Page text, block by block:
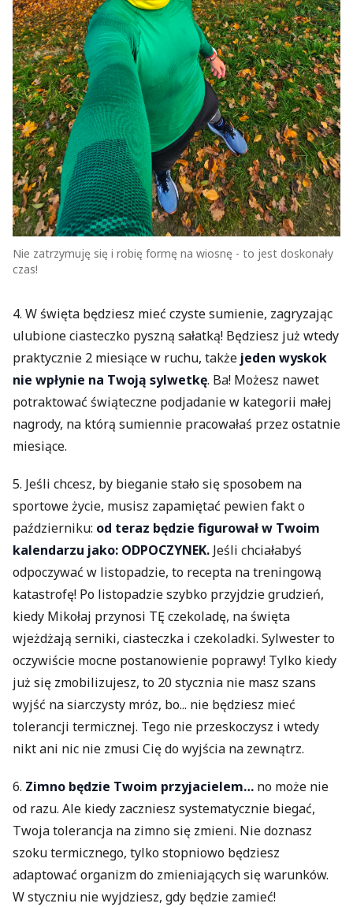
Nie zatrzymuję się i robię formę na wiosnę - to jest doskonały
czas!
4. W święta będziesz mieć czyste sumienie, zagryzając
ulubione ciasteczko pyszną sałatką! Będziesz już wtedy
praktycznie 2 miesiące w ruchu, także jeden wyskok
nie wpłynie na Twoją sylwetkę. Ba! Możesz nawet
potraktować świąteczne podjadanie w kategorii małej
nagrody, na którą sumiennie pracowałaś przez ostatnie
miesiące.
5. Jeśli chcesz, by bieganie stało się sposobem na
sportowe życie, musisz zapamiętać pewien fakt o
październiku: od teraz będzie figurował w Twoim
kalendarzu jako: ODPOCZYNEK. Jeśli chciałabyś
odpoczywać w listopadzie, to recepta na treningową
katastrofę! Po listopadzie szybko przyjdzie grudzień,
kiedy Mikołaj przynosi TĘ czekoladę, na święta
wjeżdżają serniki, ciasteczka i czekoladki. Sylwester to
oczywiście mocne postanowienie poprawy! Tylko kiedy
już się zmobilizujesz, to 20 stycznia nie masz szans
wyjść na siarczysty mróz, bo... nie będziesz mieć
tolerancji termicznej. Tego nie przeskoczysz i wtedy
nikt ani nic nie zmusi Cię do wyjścia na zewnątrz.
6. Zimno będzie Twoim przyjacielem… no może nie
od razu. Ale kiedy zaczniesz systematycznie biegać,
Twoja tolerancja na zimno się zmieni. Nie doznasz
szoku termicznego, tylko stopniowo będziesz
adaptować organizm do zmieniających się warunków.
W styczniu nie wyjdziesz, gdy będzie zamieć!